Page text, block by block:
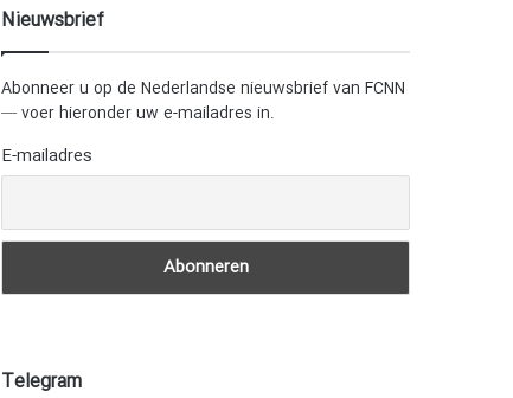
Nieuwsbrief
Abonneer u op de Nederlandse nieuwsbrief van FCNN
— voer hieronder uw e-mailadres in.
E-mailadres
Telegram